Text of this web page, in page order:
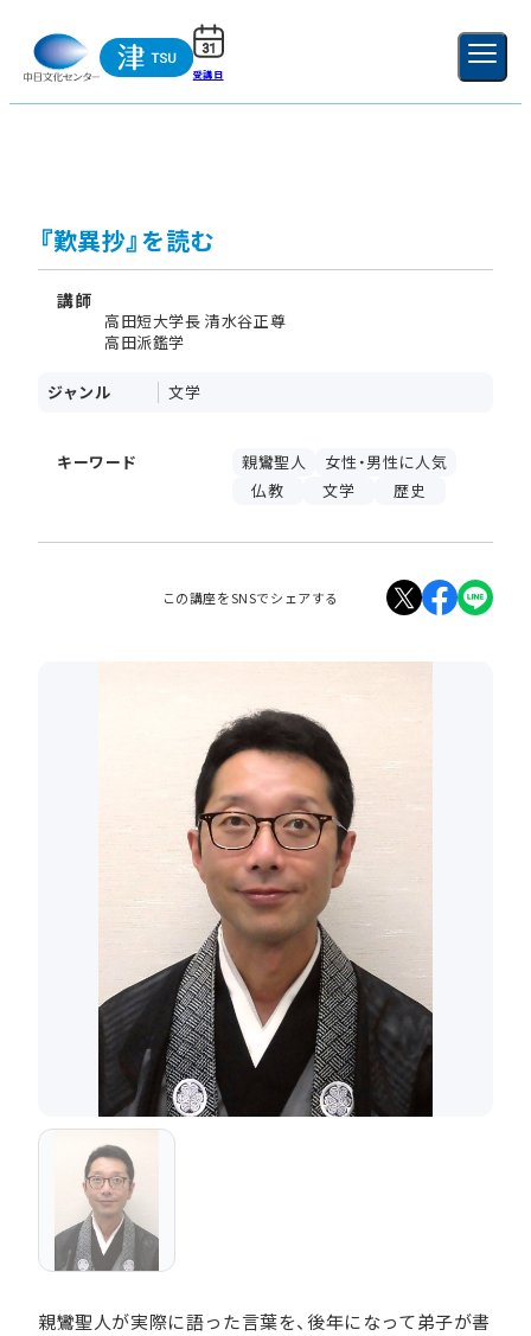
受講日 新規登録
『歎異抄』を読む
講師
高田短大学長 清水谷正尊
高田派鑑学
ジャンル 文学
キーワード 親鸞聖人
女性・男性に人気
仏教
文学 歴史
この講座をSNSでシェアする
親鸞聖人が実際に語った言葉を、後年になって弟子が書